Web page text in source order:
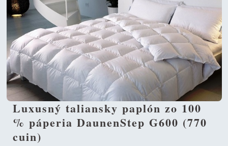
Luxusný taliansky paplón zo 100
% páperia DaunenStep G600 (770
cuin)